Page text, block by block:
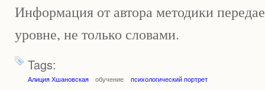
Информация от автора методики
уровне, не только словами.
Tags:
Алиция Хшановская обучение психологический портрет